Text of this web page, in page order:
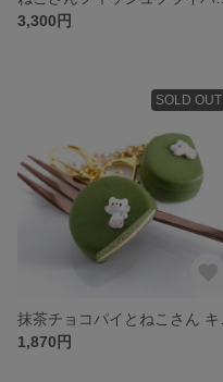
3,300円
SOLD OUT
1,870円